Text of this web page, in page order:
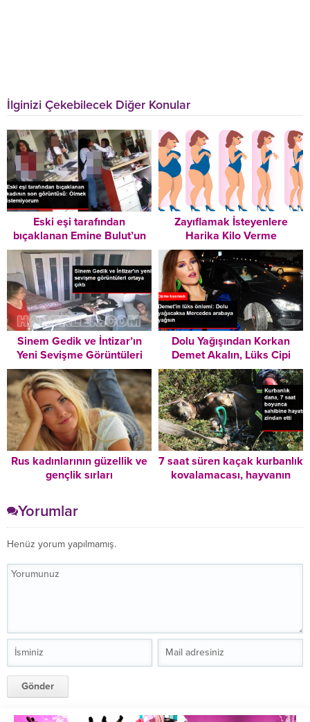
İlginizi Çekebilecek Diğer Konular
Eski eşi tarafından
bıçaklanan Emine Bulut’un
son görüntüsü ortaya çıktı:
Ölmek istemiyorum
Zayıflamak İsteyenlere
Harika Kilo Verme
Tavsiyeleri – Mutlaka
Okuyun!
Sinem Gedik ve İntizar’ın
Yeni Sevişme Görüntüleri
Ortaya Çıktı
Dolu Yağışından Korkan
Demet Akalın, Lüks Cipi
Yerine İlker Ayrık’ın
Yarışmasından Kazandığı
Arabayı Kullandı
Rus kadınlarının güzellik ve
gençlik sırları
7 saat süren kaçak kurbanlık
kovalamacası, hayvanın
Yorumlar
Henüz yorum yapılmamış.